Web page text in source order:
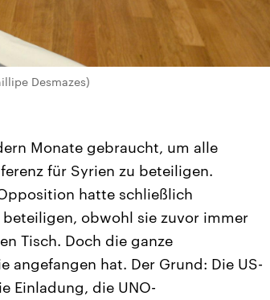
Desmazes)
Monate gebraucht, um alle
für Syrien zu beteiligen.
hatte schließlich
obwohl sie zuvor immer
Tisch. Doch die ganze
angefangen hat. Der Grund: Die US-
Einladung, die UNO-